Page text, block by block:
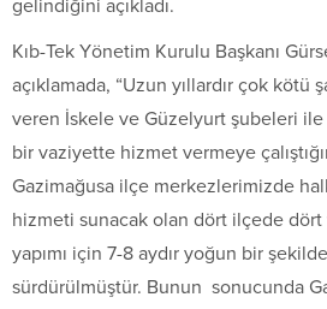
gelindiğini açıkladı.
Kıb-Tek Yönetim Kurulu Başkanı
açıklamada, “Uzun yıllardır çok kötü
veren İskele ve Güzelyurt şubeleri ile
bir vaziyette hizmet vermeye
Gazimağusa ilçe merkezlerimizde
hizmeti sunacak olan dört ilçede dört
yapımı için 7-8 aydır yoğun bir
sürdürülmüştür. Bunun sonucunda